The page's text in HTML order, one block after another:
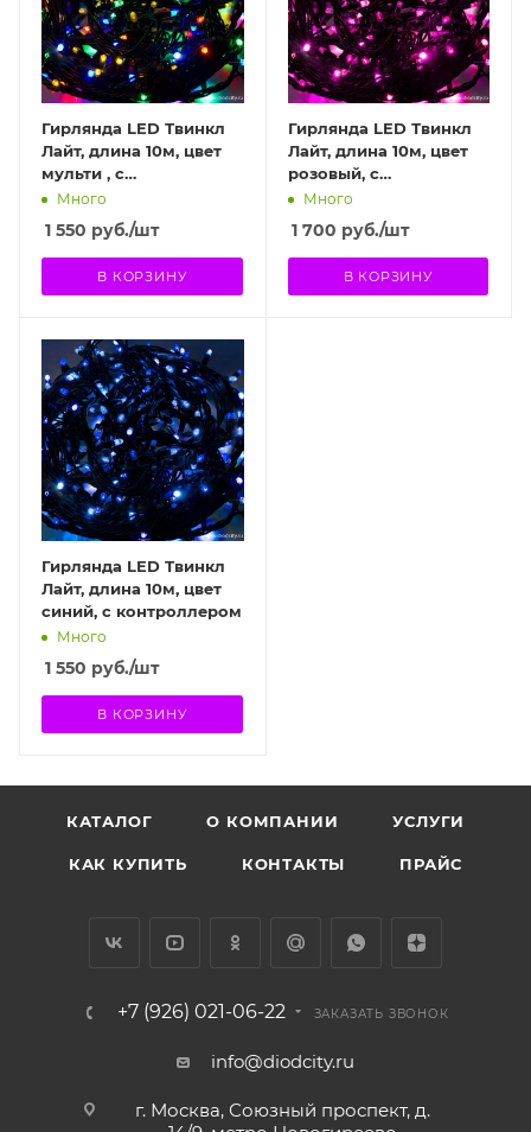
Гирлянда LED Твинкл
Лайт, длина 10м, цвет
мульти , с
контроллером
Много
1 550 руб./шт
В КОРЗИНУ
Гирлянда LED Твинкл
Лайт, длина 10м, цвет
розовый, с
контроллером
Много
1 700 руб./шт
В КОРЗИНУ
Гирлянда LED Твинкл
Лайт, длина 10м, цвет
синий, с контроллером
Много
1 550 руб./шт
В КОРЗИНУ
КАТАЛОГ О КОМПАНИИ УСЛУГИ
КАК КУПИТЬ КОНТАКТЫ ПРАЙС
+7 (926) 021-06-22 ЗАКАЗАТЬ ЗВОНОК
info@diodcity.ru
г. Москва, Союзный проспект, д.